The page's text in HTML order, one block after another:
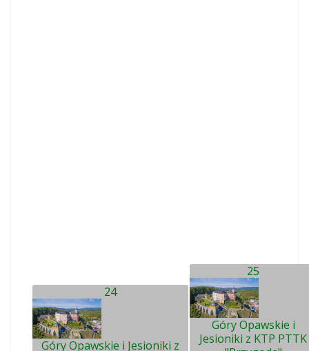
24
Góry Opawskie i Jesioniki z
25
Góry Opawskie i
Jesioniki z KTP PTTK